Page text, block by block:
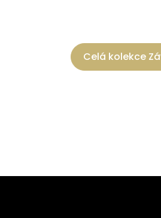
Celá kolekce